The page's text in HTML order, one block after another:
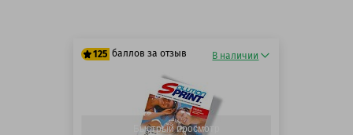
125 баллов за отзыв
125 баллов
125 баллов
В наличии
Быстрый просмотр